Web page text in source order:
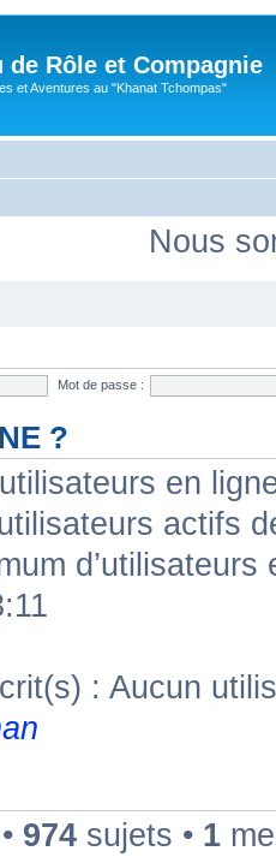
de Rôle et Compagnie
et Aventures au "Khanat Tchompas"
Nous
Mot de passe :
?
utilisateurs en
actifs
: Aucun
974 sujets • 1